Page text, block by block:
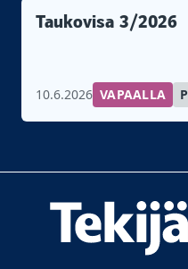
Taukovisa 3/2026
10.6.2026 VAPAALLA